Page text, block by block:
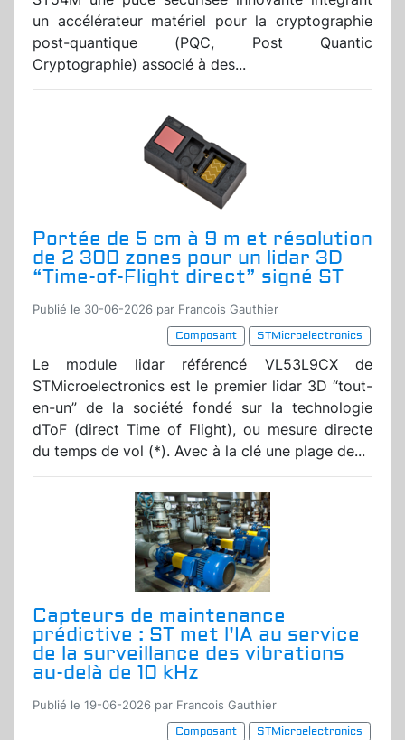
un accélérateur matériel pour la cryptographie
post-quantique (PQC, Post Quantic
Cryptographie) associé à des...
Portée de 5 cm à 9 m et résolution
de 2 300 zones pour un lidar 3D
“Time-of-Flight direct” signé ST
Publié le 30-06-2026 par Francois Gauthier
Composant
STMicroelectronics
Le module lidar référencé VL53L9CX de
STMicroelectronics est le premier lidar 3D “tout-
en-un” de la société fondé sur la technologie
dToF (direct Time of Flight), ou mesure directe
du temps de vol (*). Avec à la clé une plage de...
Capteurs de maintenance
prédictive : ST met l'IA au service
de la surveillance des vibrations
au-delà de 10 kHz
Publié le 19-06-2026 par Francois Gauthier
Composant
STMicroelectronics